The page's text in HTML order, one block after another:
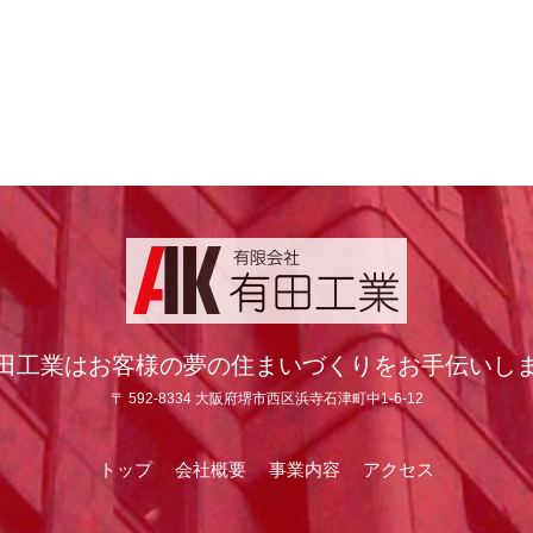
工業はお客様の夢の住まいづくりをお手伝いし
〒 592-8334 大阪府堺市西区浜寺石津町中1-6-12
トップ 会社概要 事業内容 アクセス